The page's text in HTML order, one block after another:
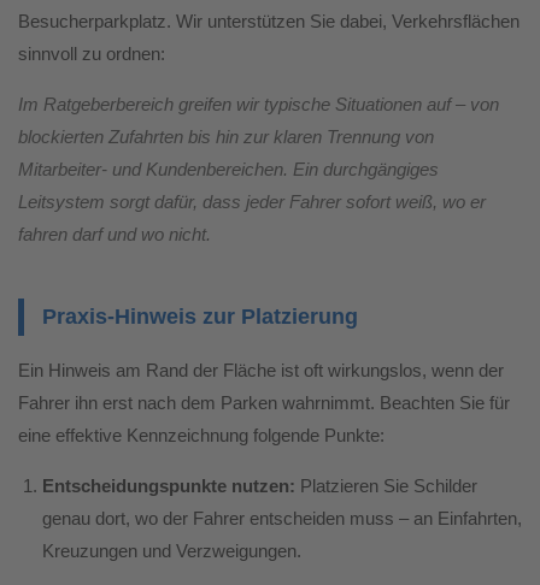
Besucherparkplatz. Wir unterstützen Sie dabei, Verkehrsflächen
sinnvoll zu ordnen:
Im Ratgeberbereich greifen wir typische Situationen auf – von
blockierten Zufahrten bis hin zur klaren Trennung von
Mitarbeiter- und Kundenbereichen. Ein durchgängiges
Leitsystem sorgt dafür, dass jeder Fahrer sofort weiß, wo er
fahren darf und wo nicht.
Praxis-Hinweis zur Platzierung
Ein Hinweis am Rand der Fläche ist oft wirkungslos, wenn der
Fahrer ihn erst nach dem Parken wahrnimmt. Beachten Sie für
eine effektive Kennzeichnung folgende Punkte:
Entscheidungspunkte nutzen: Platzieren Sie Schilder
genau dort, wo der Fahrer entscheiden muss – an Einfahrten,
Kreuzungen und Verzweigungen.